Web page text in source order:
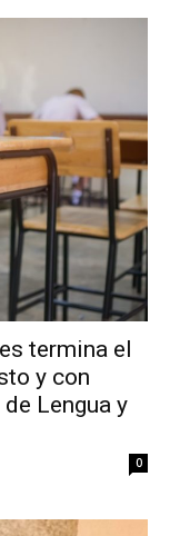
termina el
y con
Lengua y
0